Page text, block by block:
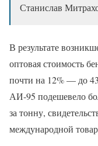
Станислав
В результате
оптовая стоимость
почти на 12% — до
АИ-95 подешевело
за тонну,
международной